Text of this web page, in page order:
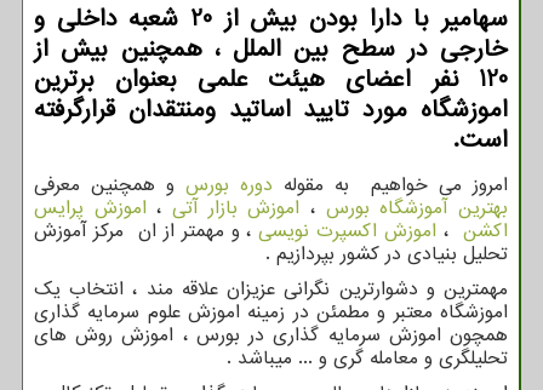
سهامیر با دارا بودن بیش از 20 شعبه داخلی و
خارجی در سطح بین الملل ، همچنین بیش از
120 نفر اعضای هیئت علمی بعنوان برترین
اموزشگاه مورد تایید اساتید ومنتقدان قرارگرفته
است.
امروز می خواهیم به مقوله دوره بورس و همچنین معرفی
بهترین آموزشگاه بورس ، اموزش بازار آتی، اموزش پرایس
اکشن، اموزش اکسپرت نویسی، و مهمتر از ان مرکز آموزش
تحلیل بنیادی در کشور بپردازیم .
مهمترین و دشوارترین نگرانی عزیزان علاقه مند ، انتخاب یک
اموزشگاه معتبر و مطمئن در زمینه اموزش علوم سرمایه گذاری
همچون اموزش سرمایه گذاری در بورس ، اموزش روش های
تحلیلگری و معامله گری و ... میباشد .